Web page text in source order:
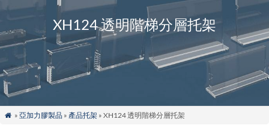
XH124 透明階梯分層托架
 » 亞加力膠製品» 產品托架» XH124 透明階梯分層托架